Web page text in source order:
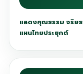
แสดงคุณธรรม จริย
แผนไทยประยุกต์